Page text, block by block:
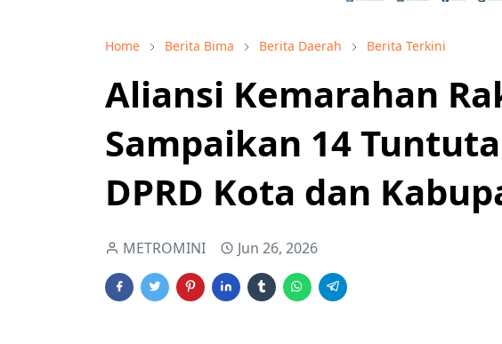
Home Berita Bima Berita Daerah Berita Terkini
Aliansi Kemarahan
Sampaikan 14
DPRD Kota dan
METROMINI Jun 26, 2026